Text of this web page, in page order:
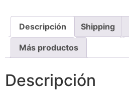
Descripción Shipping
Más productos
Descripción